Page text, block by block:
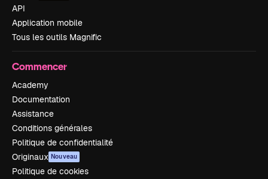
API
Application mobile
Tous les outils Magnific
Commencer
Academy
Documentation
Assistance
Conditions générales
Politique de confidentialité
Originaux Nouveau
Politique de cookies